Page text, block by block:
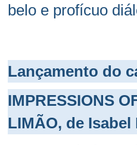
belo e profícuo
Lançamento do
IMPRESSIONS
LIMÃO, de Isabel